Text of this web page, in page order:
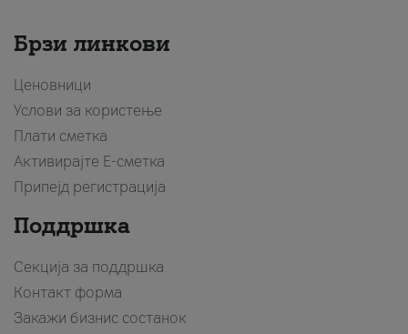
Брзи линкови
Ценовници
Услови за користење
Плати сметка
Активирајте Е-сметка
Припејд регистрација
Поддршка
Секција за поддршка
Контакт форма
Закажи бизнис состанок